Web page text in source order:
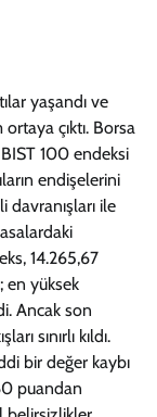
yaşandı ve
çıktı. Borsa
BIST 100 endeksi
endişelerini
davranışları ile
14.265,67
en yüksek
Ancak son
sınırlı kıldı.
bir değer kaybı
puandan